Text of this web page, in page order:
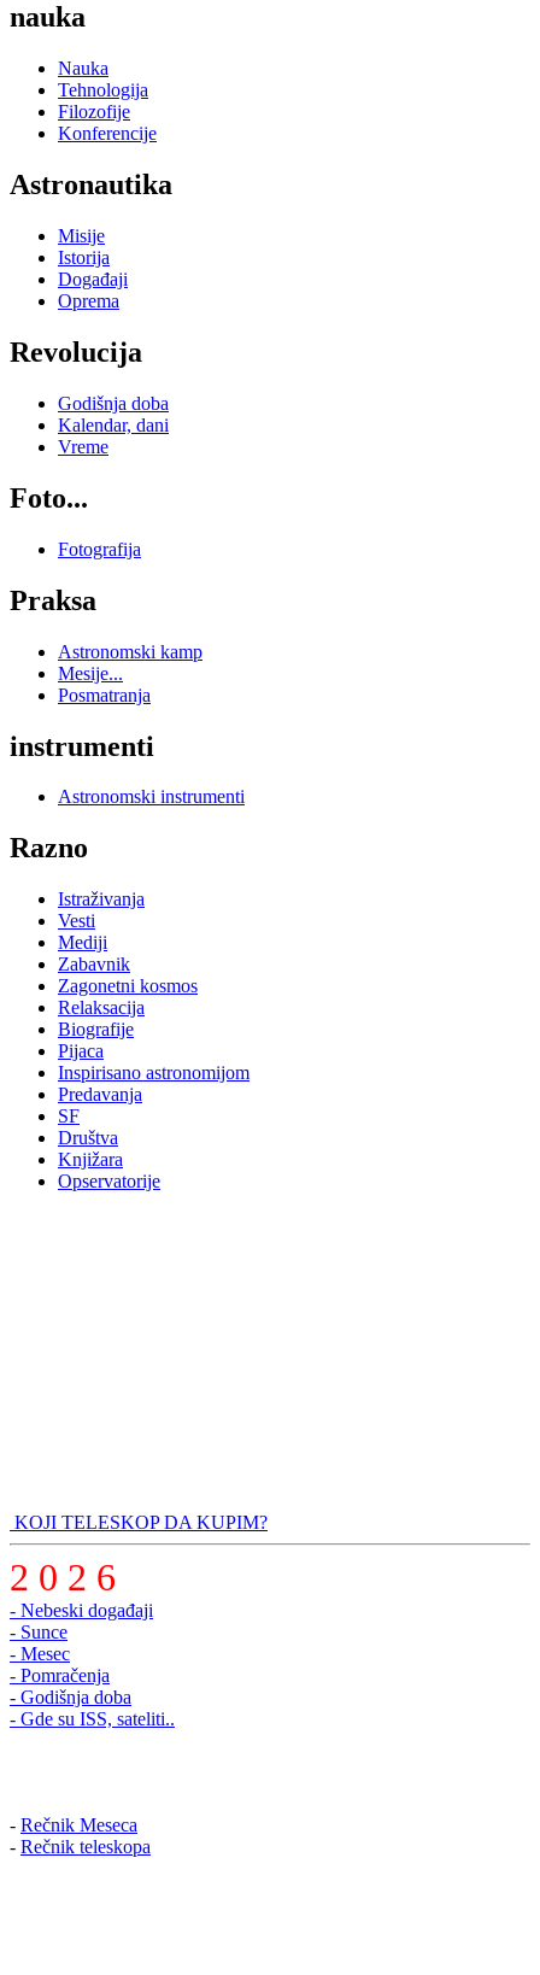
nauka
Nauka
Tehnologija
Filozofije
Konferencije
Astronautika
Misije
Istorija
Događaji
Oprema
Revolucija
Godišnja doba
Kalendar, dani
Vreme
Foto...
Fotografija
Praksa
Astronomski kamp
Mesije...
Posmatranja
instrumenti
Astronomski instrumenti
Razno
Istraživanja
Vesti
Mediji
Zabavnik
Zagonetni kosmos
Relaksacija
Biografije
Pijaca
Inspirisano astronomijom
Predavanja
SF
Društva
Knjižara
Opservatorije
KOJI TELESKOP DA KUPIM?
2 0 2 6
- Nebeski događaji
- Sunce
- Mesec
- Pomračenja
- Godišnja doba
- Gde su ISS, sateliti..
- Rečnik Meseca
- Rečnik teleskopa